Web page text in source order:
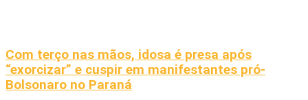
Com terço nas mãos, idosa é presa após
“exorcizar” e cuspir em manifestantes pró-
Bolsonaro no Paraná